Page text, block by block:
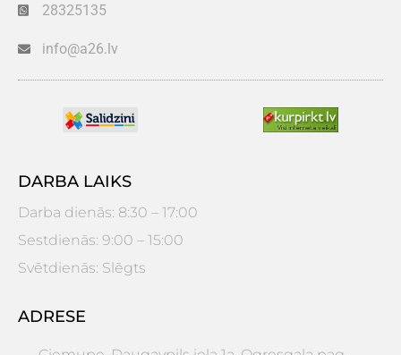
28325135
info@a26.lv
DARBA LAIKS
Darba dienās: 8:30 – 17:00
Sestdienās: 9:00 – 15:00
Svētdienās: Slēgts
ADRESE